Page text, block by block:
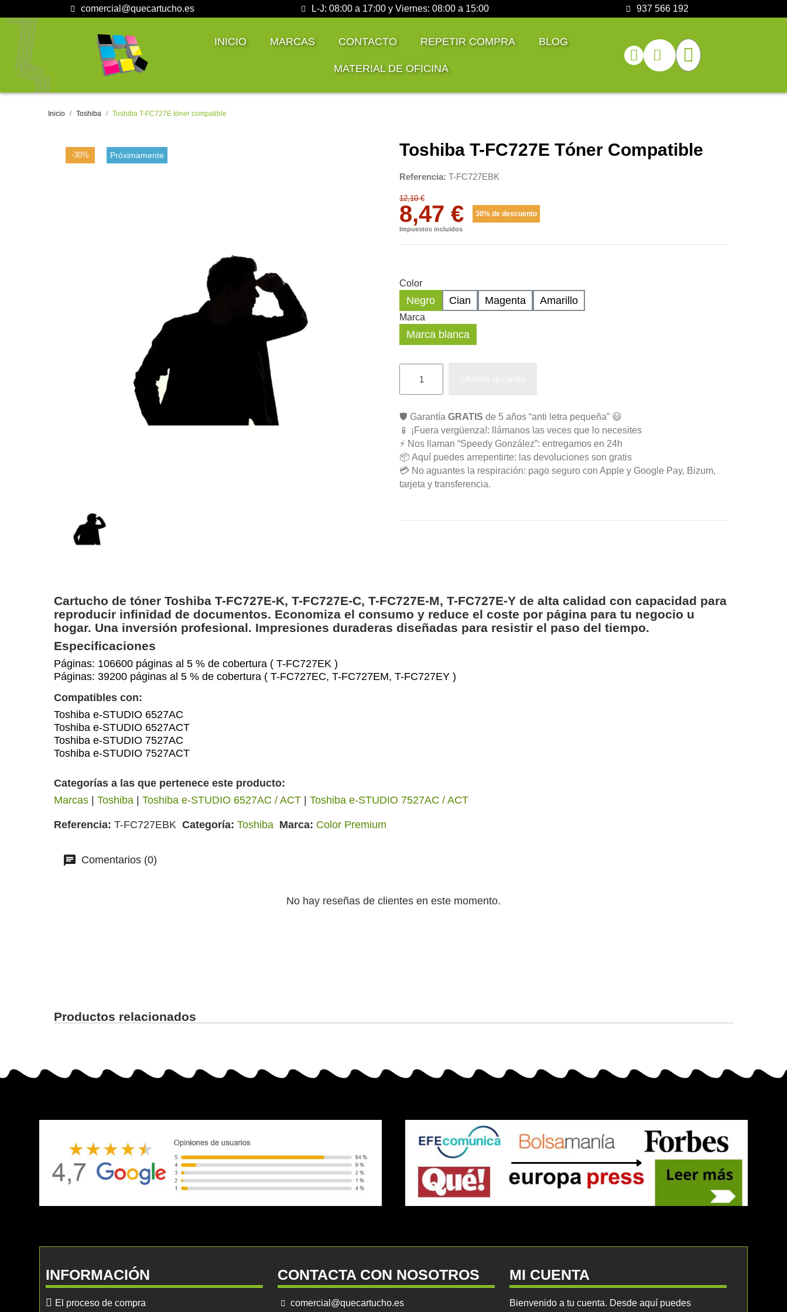
comercial@quecartucho.es L-J: 08:00 a 17:00 y Viernes: 08:00 a 15:00 937 566 192
INICIO MARCAS CONTACTO REPETIR COMPRA BLOG
MATERIAL DE OFICINA
Inicio Toshiba Toshiba T-FC727E tóner compatible
-30% Próximamente Toshiba T-FC727E Tóner Compatible
Referencia T-FC727EBK
12,10 €
8,47 € 30% de descuento
Impuestos incluidos
Color
Negro Cian Magenta Amarillo
Marca
Marca blanca
🛡️ Garantía GRATIS de 5 años “anti letra pequeña” 😃
📱 ¡Fuera vergüenza!: llámanos las veces que lo necesites
⚡ Nos llaman “Speedy González”: entregamos en 24h
📦 Aquí puedes arrepentirte: las devoluciones son gratis
💳 No aguantes la respiración: pago seguro con Apple y Google Pay, Bizum,
tarjeta y transferencia.
Cartucho de tóner Toshiba T-FC727E-K, T-FC727E-C, T-FC727E-M, T-FC727E-Y de alta calidad con capacidad para
reproducir infinidad de documentos. Economiza el consumo y reduce el coste por página para tu negocio u
hogar. Una inversión profesional. Impresiones duraderas diseñadas para resistir el paso del tiempo.
Especificaciones
Páginas: 106600 páginas al 5 % de cobertura ( T-FC727EK )
Páginas: 39200 páginas al 5 % de cobertura ( T-FC727EC, T-FC727EM, T-FC727EY )
Compatibles con:
Toshiba e-STUDIO 6527AC
Toshiba e-STUDIO 6527ACT
Toshiba e-STUDIO 7527AC
Toshiba e-STUDIO 7527ACT
Categorías a las que pertenece este producto:
Marcas
Toshiba Toshiba e-STUDIO 6527AC / ACT Toshiba e-STUDIO 7527AC / ACT
Referencia T-FC727EBK Categoría Toshiba Marca Color Premium
Comentarios (0)
No hay reseñas de clientes en este momento.
Productos relacionados
INFORMACIÓN
El proceso de compra
CONTACTA CON NOSOTROS
comercial@quecartucho.es
MI CUENTA
Bienvenido a tu cuenta. Desde aquí puedes